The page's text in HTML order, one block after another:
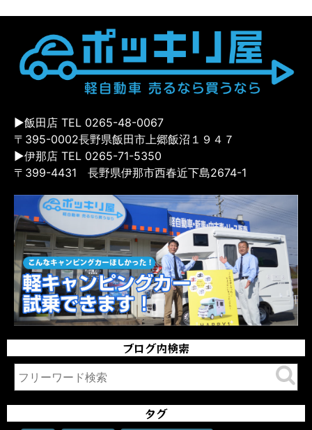
▶飯田店 TEL 0265-48-0067
〒395-0002長野県飯田市上郷飯沼１９４７
▶伊那店 TEL 0265-71-5350
〒399-4431 長野県伊那市西春近下島2674-1
ブログ内検索
タグ